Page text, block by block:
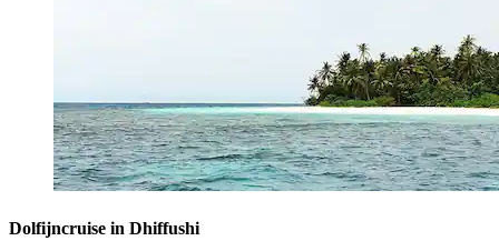
Dolfijncruise in Dhiffushi